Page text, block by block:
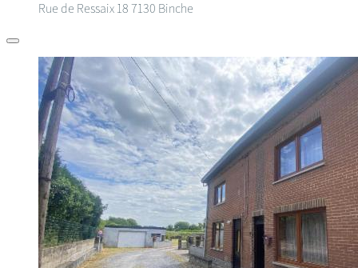
Rue de Ressaix 18 7130 Binche